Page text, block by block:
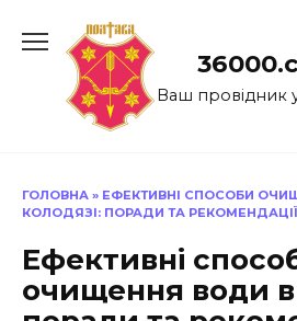
до
Ваш провідник
ГОЛОВНА » ЕФЕКТИВНІ СПОСОБИ
КОЛОДЯЗІ: ПОРАДИ ТА РЕКОМЕНДАЦІЇ
Ефективні
очищення води в